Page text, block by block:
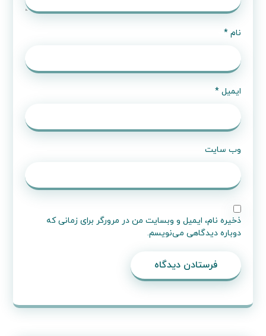
نام*
ایمیل*
وب‌ سایت
ذخیره نام، ایمیل و وبسایت من در مرورگر برای زمانی که
دوباره دیدگاهی می‌نویسم.
فرستادن دیدگاه